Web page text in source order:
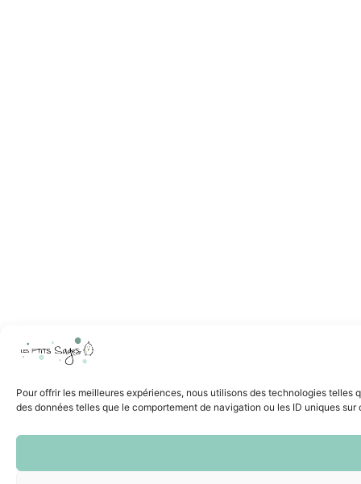
Pour offrir les meilleures expériences, nous utilisons des technologies
des données telles que le comportement de navigation ou les ID uniques